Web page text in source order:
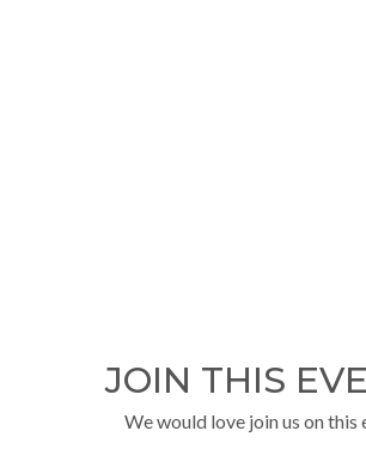
JOIN THIS
We would love join us on this